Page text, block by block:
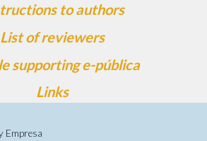
to authors
List of reviewers
supporting e-pública
Links
Empresa